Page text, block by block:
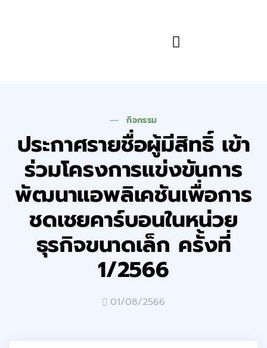
กิจกรรม
ประกาศรายชื่อผู้มีสิทธิ์ เข้า
ร่วมโครงการแข่งขันการ
พัฒนาแอพลิเคชันเพื่อการ
ชดเชยคาร์บอนในหน่วย
ธุรกิจขนาดเล็ก ครั้งที่
1/2566
01/08/2566